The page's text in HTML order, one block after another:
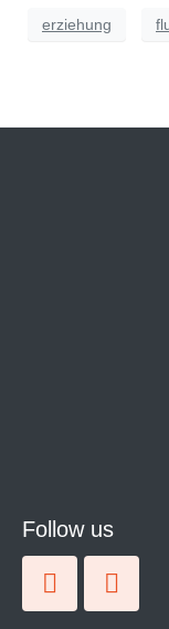
erziehung
Follow us